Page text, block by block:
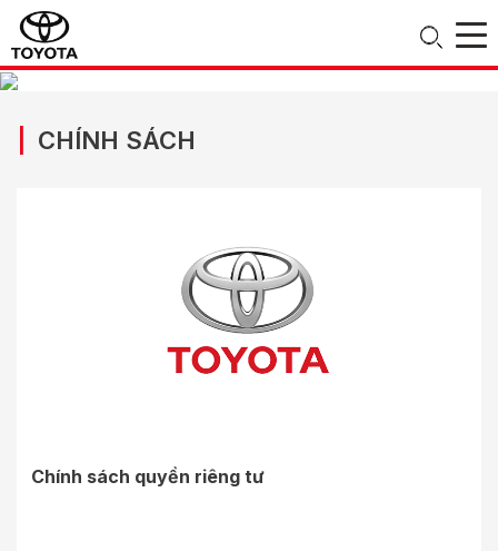
CHÍNH SÁCH
Chính sách quyền riêng tư